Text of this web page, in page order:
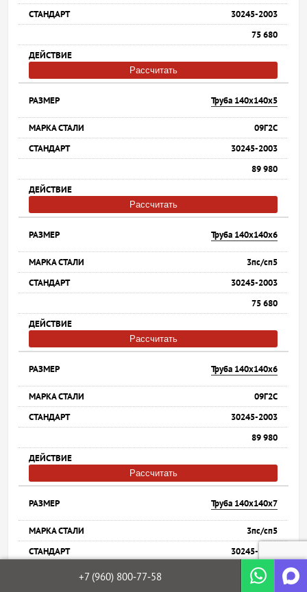
+7 (960) 800‐77‐58
30245-2003
75 680
Рассчитать
Труба 140х140х5
09Г2С
30245-2003
89 980
Рассчитать
Труба 140х140х6
3пс/сп5
30245-2003
75 680
Рассчитать
Труба 140х140х6
09Г2С
30245-2003
89 980
Рассчитать
Труба 140х140х7
3пс/сп5
30245-2003
77 880